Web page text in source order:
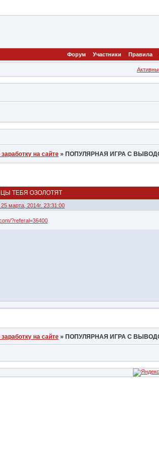
Форум Участники Правила
на сайте » ПОПУЛЯРНАЯ ИГРА С
ТЕБЯ ОЗОЛОТЯТ
25 марта, 2014г. 23:31:00
?referal=36400
на сайте » ПОПУЛЯРНАЯ ИГРА С